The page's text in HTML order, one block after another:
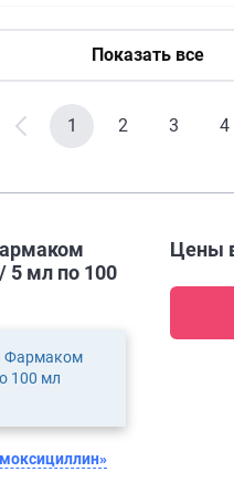
Показать все
1 2 3 4
Цены
5 мл по 100
Фармаком
100 мл